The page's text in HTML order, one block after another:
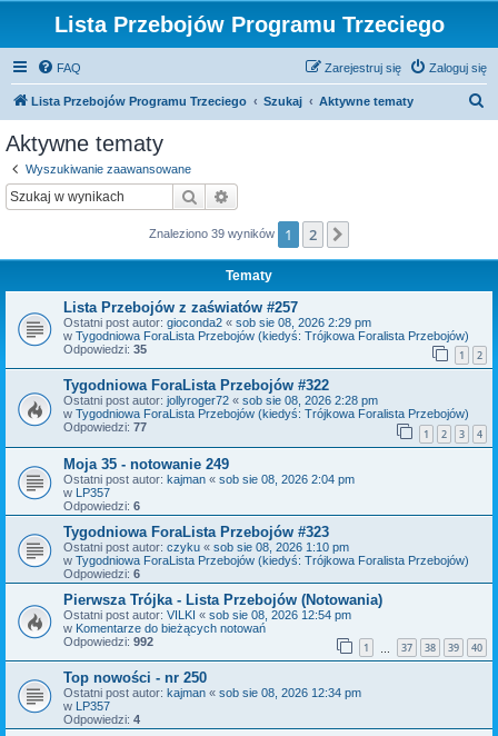
Lista Przebojów Programu Trzeciego
FAQ Zaloguj się
Zarejestruj się
Lista Przebojów Programu Trzeciego Szukaj Aktywne tematy
Aktywne tematy
Wyszukiwanie zaawansowane
Szukaj
Znaleziono 39 wyników 1 2
Tematy
Lista Przebojów z zaświatów #257
Ostatni post autor: gioconda2 « sob sie 08, 2026 2:29 pm
w Tygodniowa ForaLista Przebojów (kiedyś: Trójkowa Foralista Przebojów)
Odpowiedzi: 35 1 2
Tygodniowa ForaLista Przebojów #322
Ostatni post autor: jollyroger72 « sob sie 08, 2026 2:28 pm
w Tygodniowa ForaLista Przebojów (kiedyś: Trójkowa Foralista Przebojów)
Odpowiedzi: 77 1 2 3 4
Moja 35 - notowanie 249
Ostatni post autor: kajman « sob sie 08, 2026 2:04 pm
w LP357
Odpowiedzi: 6
Tygodniowa ForaLista Przebojów #323
Ostatni post autor: czyku « sob sie 08, 2026 1:10 pm
w Tygodniowa ForaLista Przebojów (kiedyś: Trójkowa Foralista Przebojów)
Odpowiedzi: 6
Pierwsza Trójka - Lista Przebojów (Notowania)
Ostatni post autor: VILKI « sob sie 08, 2026 12:54 pm
w Komentarze do bieżących notowań
Odpowiedzi: 992 1 37 38 39 40
Top nowości - nr 250
Ostatni post autor: kajman « sob sie 08, 2026 12:34 pm
w LP357
Odpowiedzi: 4